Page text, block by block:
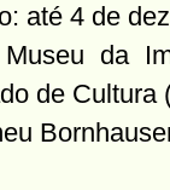
até 4 de
Museu da
de Cultura